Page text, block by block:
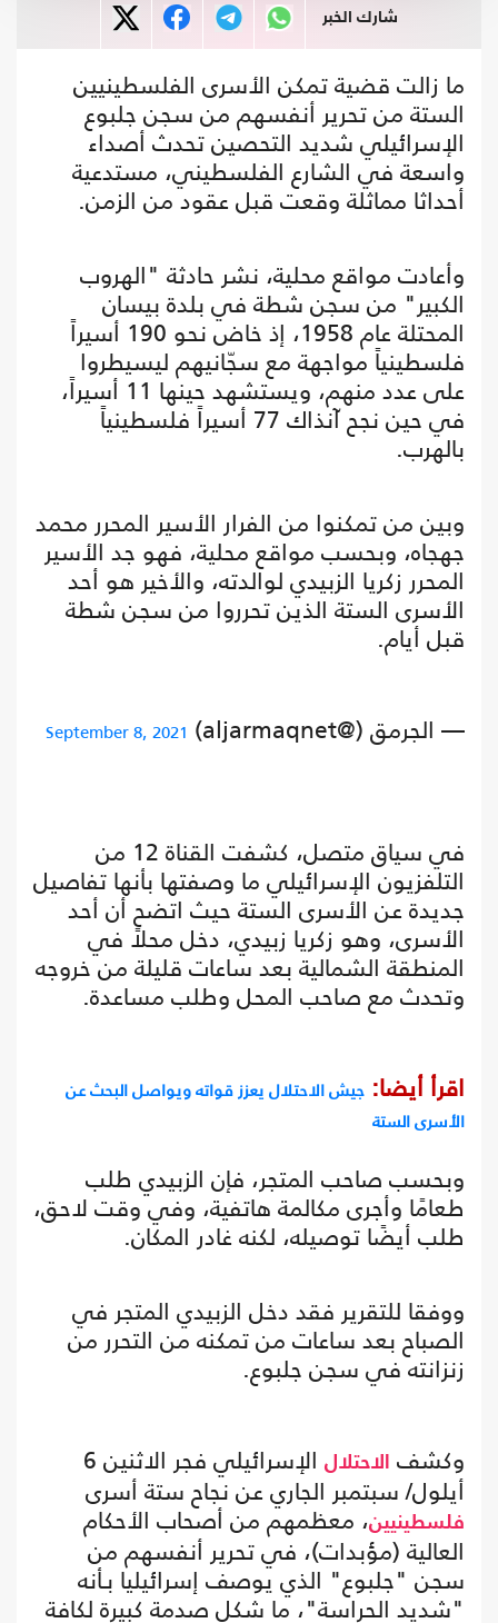
شارك الخبر
ما زالت قضية تمكن الأسرى الفلسطينيين
الستة من تحرير أنفسهم من سجن جلبوع
الإسرائيلي شديد التحصين تحدث أصداء
واسعة في الشارع الفلسطيني، مستدعية
أحداثا مماثلة وقعت قبل عقود من الزمن.
وأعادت مواقع محلية، نشر حادثة "الهروب
الكبير" من سجن شطة في بلدة بيسان
المحتلة عام 1958، إذ خاض نحو 190 أسيراً
فلسطينياً مواجهة مع سجّانيهم ليسيطروا
على عدد منهم، ويستشهد حينها 11 أسيراً،
في حين نجح آنذاك 77 أسيراً فلسطينياً
بالهرب.
وبين من تمكنوا من الفرار الأسير المحرر محمد
جهجاه، وبحسب مواقع محلية، فهو جد الأسير
المحرر زكريا الزبيدي لوالدته، والأخير هو أحد
الأسرى الستة الذين تحرروا من سجن شطة
قبل أيام.
— الجرمق (@aljarmaqnet) September 8, 2021
في سياق متصل، كشفت القناة 12 من
التلفزيون الإسرائيلي ما وصفتها بأنها تفاصيل
جديدة عن الأسرى الستة حيث اتضح أن أحد
الأسرى، وهو زكريا زبيدي، دخل محلاً في
المنطقة الشمالية بعد ساعات قليلة من خروجه
وتحدث مع صاحب المحل وطلب مساعدة.
اقرأ أيضا: جيش الاحتلال يعزز قواته ويواصل البحث عن
الأسرى الستة
وبحسب صاحب المتجر، فإن الزبيدي طلب
طعامًا وأجرى مكالمة هاتفية، وفي وقت لاحق،
طلب أيضًا توصيله، لكنه غادر المكان.
ووفقا للتقرير فقد دخل الزبيدي المتجر في
الصباح بعد ساعات من تمكنه من التحرر من
زنزانته في سجن جلبوع.
وكشف الاحتلال
الإسرائيلي فجر الاثنين 6
أيلول/ سبتمبر الجاري عن نجاح ستة أسرى
فلسطينيين، معظمهم من أصحاب الأحكام
العالية (مؤبدات)، في تحرير أنفسهم من
سجن "جلبوع" الذي يوصف إسرائيليا بـأنه
"شديد الحراسة"، ما شكل صدمة كبيرة لكافة